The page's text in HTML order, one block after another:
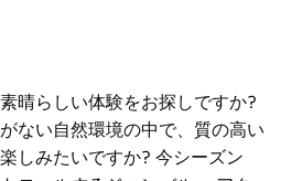
晴らしい体験をお探しですか?
ない自然環境の中で、質の高い
しみたいですか? 今シーズン